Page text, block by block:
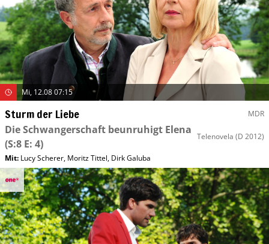
Mi, 12.08 07:15
Sturm der Liebe MDR
Die Schwangerschaft beunruhigt Elena
(S:8 E: 4)
Telenovela (D 2012)
Mit: Lucy Scherer, Moritz Tittel, Dirk Galuba